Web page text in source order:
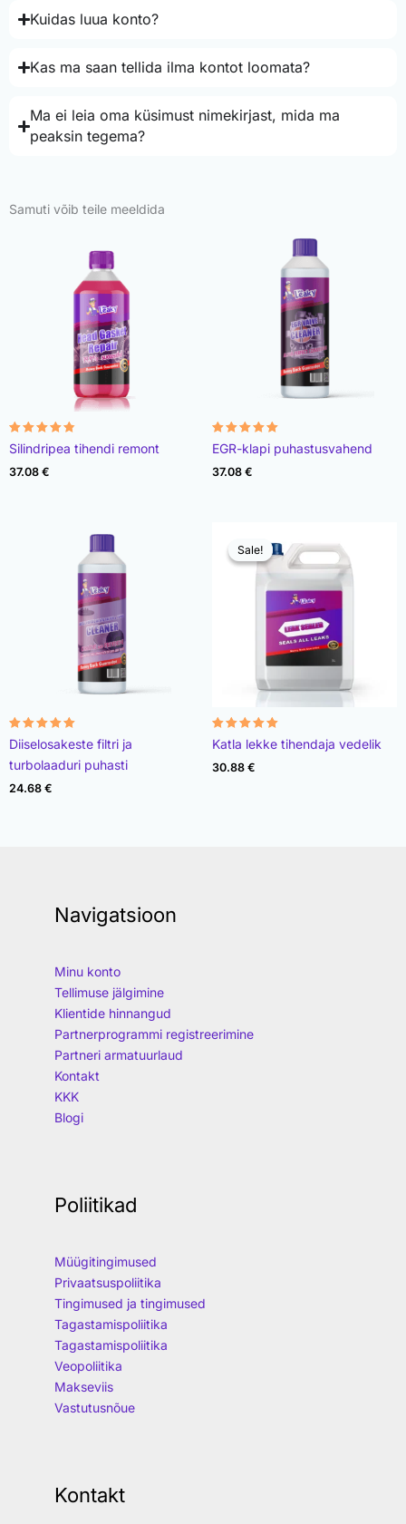
Kuidas luua konto?
Kas ma saan tellida ilma kontot loomata?
Ma ei leia oma küsimust nimekirjast, mida ma
peaksin tegema?
Samuti võib teile meeldida
Rated
4.78
out of 5
Silindripea tihendi remont
37.08 €
Rated
4.93
out of 5
EGR-klapi puhastusvahend
37.08 €
Rated
4.96
out of 5
Diiselosakeste filtri ja
turbolaaduri puhasti
24.68 €
Sale!
Sale!
Rated
4.89
out of 5
Katla lekke tihendaja vedelik
30.88 €
Navigatsioon
Minu konto
Tellimuse jälgimine
Klientide hinnangud
Partnerprogrammi registreerimine
Partneri armatuurlaud
Kontakt
KKK
Blogi
Poliitikad
Müügitingimused
Privaatsuspoliitika
Tingimused ja tingimused
Tagastamispoliitika
Tagastamispoliitika
Veopoliitika
Makseviis
Vastutusnõue
Kontakt